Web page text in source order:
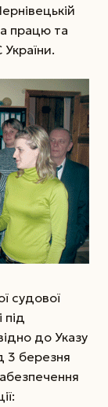
працю та
судової
під
до Указу
3 березня